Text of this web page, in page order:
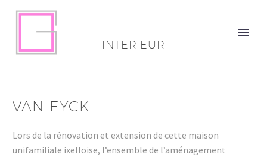
INTERIEUR
VAN EYCK
Lors de la rénovation et extension de cette maison
unifamiliale ixelloise, l’ensemble de l’aménagement